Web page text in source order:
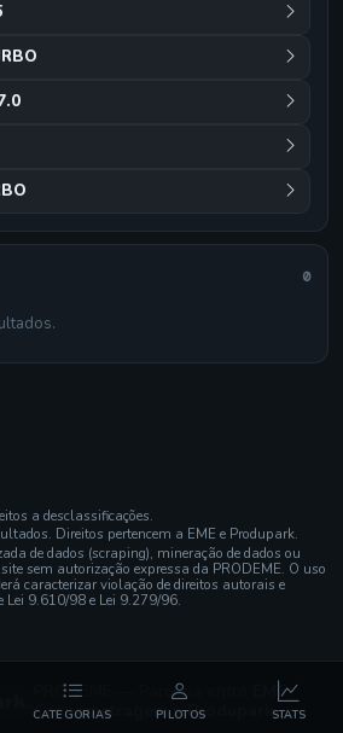
0
CATEGORIAS PILOTOS STATS
a desclassificações.
Direitos pertencem a EME e Produpark.
de dados (scraping), mineração de dados ou
sem autorização expressa da PRODEME. O uso
caracterizar violação de direitos autorais e
Lei 9.610/98 e Lei 9.279/96.
PRODEME — Parceria entre
EME
CronometragemeProdupark